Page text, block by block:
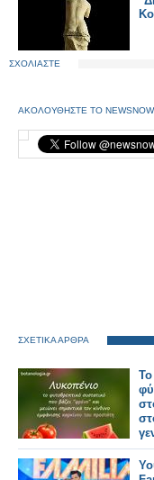
ΣΧΟΛΙΑΣΤΕ
ΑΚΟΛΟΥΘΗΣΤΕ ΤΟ
ΣΧΕΤΙΚΑ ΑΡΘΡΑ
Το